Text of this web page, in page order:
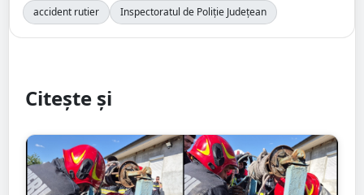
accident rutier Inspectoratul de Poliție Județean
Citește și